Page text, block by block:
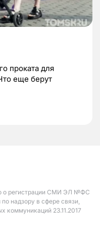
проката для
еще берут
о регистрации СМИ ЭЛ №ФС
надзору в сфере связи,
коммуникаций 23.11.2017